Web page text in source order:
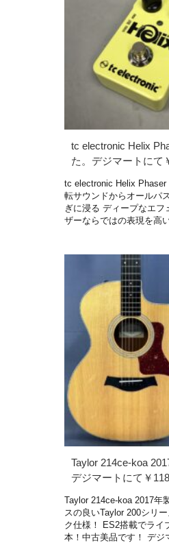
tc electronic Helix
た。デジマートにて
tc electronic Helix Phaser
転サウンドからオールパ
ぎに浸る ディープなエフ
ザーならではの表現を高
Taylor 214ce-koa
デジマートにて￥
Taylor 214ce-koa 2017年
スの良いTaylor 200シリ
ク仕様！ ES2搭載でライ
本！中古美品です！ デジ